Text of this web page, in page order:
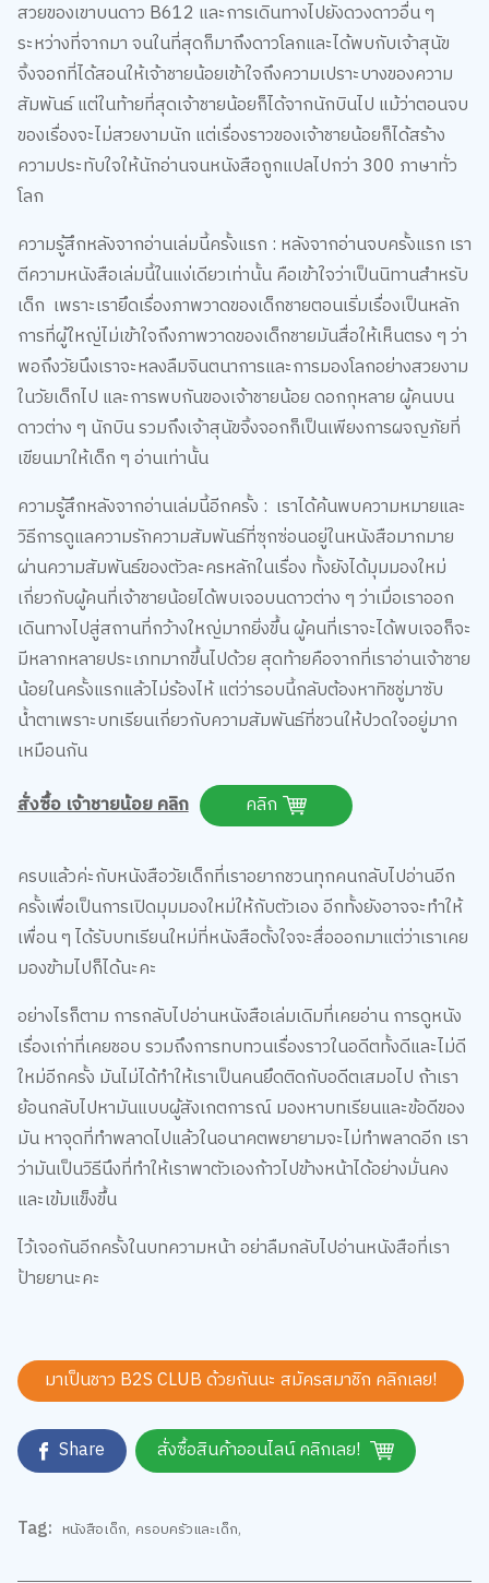
สวยของเขาบนดาว B612 และการเดินทางไปยังดวงดาวอื่น ๆ
ระหว่างที่จากมา จนในที่สุดก็มาถึงดาวโลกและได้พบกับเจ้าสุนัข
จิ้งจอกที่ได้สอนให้เจ้าชายน้อยเข้าใจถึงความเปราะบางของความ
สัมพันธ์ แต่ในท้ายที่สุดเจ้าชายน้อยก็ได้จากนักบินไป แม้ว่าตอนจบ
ของเรื่องจะไม่สวยงามนัก แต่เรื่องราวของเจ้าชายน้อยก็ได้สร้าง
ความประทับใจให้นักอ่านจนหนังสือถูกแปลไปกว่า 300 ภาษาทั่ว
โลก
ความรู้สึกหลังจากอ่านเล่มนี้ครั้งแรก : หลังจากอ่านจบครั้งแรก เรา
ตีความหนังสือเล่มนี้ในแง่เดียวเท่านั้น คือเข้าใจว่าเป็นนิทานสำหรับ
เด็ก เพราะเรายึดเรื่องภาพวาดของเด็กชายตอนเริ่มเรื่องเป็นหลัก
การที่ผู้ใหญ่ไม่เข้าใจถึงภาพวาดของเด็กชายมันสื่อให้เห็นตรง ๆ ว่า
พอถึงวัยนึงเราจะหลงลืมจินตนาการและการมองโลกอย่างสวยงาม
ในวัยเด็กไป และการพบกันของเจ้าชายน้อย ดอกกุหลาย ผู้คนบน
ดาวต่าง ๆ นักบิน รวมถึงเจ้าสุนัขจิ้งจอกก็เป็นเพียงการผจญภัยที่
เขียนมาให้เด็ก ๆ อ่านเท่านั้น
ความรู้สึกหลังจากอ่านเล่มนี้อีกครั้ง : เราได้ค้นพบความหมายและ
วิธีการดูแลความรักความสัมพันธ์ที่ซุกซ่อนอยู่ในหนังสือมากมาย
ผ่านความสัมพันธ์ของตัวละครหลักในเรื่อง ทั้งยังได้มุมมองใหม่
เกี่ยวกับผู้คนที่เจ้าชายน้อยได้พบเจอบนดาวต่าง ๆ ว่าเมื่อเราออก
เดินทางไปสู่สถานที่กว้างใหญ่มากยิ่งขึ้น ผู้คนที่เราจะได้พบเจอก็จะ
มีหลากหลายประเภทมากขึ้นไปด้วย สุดท้ายคือจากที่เราอ่านเจ้าชาย
น้อยในครั้งแรกแล้วไม่ร้องไห้ แต่ว่ารอบนี้กลับต้องหาทิชชู่มาซับ
น้ำตาเพราะบทเรียนเกี่ยวกับความสัมพันธ์ที่ชวนให้ปวดใจอยู่มาก
เหมือนกัน
สั่งซื้อ เจ้าชายน้อย คลิก
คลิก
ครบแล้วค่ะกับหนังสือวัยเด็กที่เราอยากชวนทุกคนกลับไปอ่านอีก
ครั้งเพื่อเป็นการเปิดมุมมองใหม่ให้กับตัวเอง อีกทั้งยังอาจจะทำให้
เพื่อน ๆ ได้รับบทเรียนใหม่ที่หนังสือตั้งใจจะสื่อออกมาแต่ว่าเราเคย
มองข้ามไปก็ได้นะคะ
อย่างไรก็ตาม การกลับไปอ่านหนังสือเล่มเดิมที่เคยอ่าน การดูหนัง
เรื่องเก่าที่เคยชอบ รวมถึงการทบทวนเรื่องราวในอดีตทั้งดีและไม่ดี
ใหม่อีกครั้ง มันไม่ได้ทำให้เราเป็นคนยึดติดกับอดีตเสมอไป ถ้าเรา
ย้อนกลับไปหามันแบบผู้สังเกตการณ์ มองหาบทเรียนและข้อดีของ
มัน หาจุดที่ทำพลาดไปแล้วในอนาคตพยายามจะไม่ทำพลาดอีก เรา
ว่ามันเป็นวิธีนึงที่ทำให้เราพาตัวเองก้าวไปข้างหน้าได้อย่างมั่นคง
และเข้มแข็งขึ้น
ไว้เจอกันอีกครั้งในบทความหน้า อย่าลืมกลับไปอ่านหนังสือที่เรา
ป้ายยานะคะ
มาเป็นชาว B2S CLUB ด้วยกันนะ สมัครสมาชิก คลิกเลย!
Share สั่งซื้อสินค้าออนไลน์ คลิกเลย!
Tag: หนังสือเด็ก, ครอบครัวและเด็ก,